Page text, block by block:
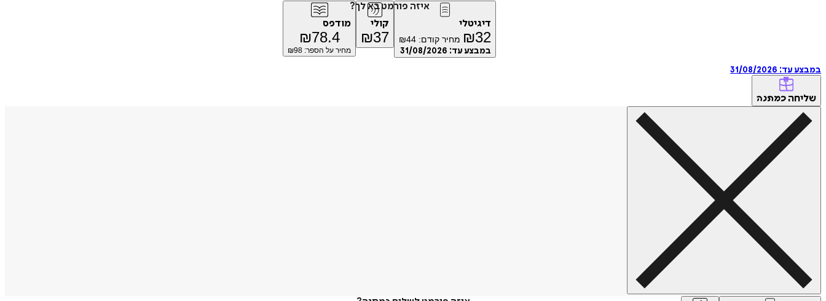
איזה פורמט בא לך?
דיגיטלי
₪32 מחיר קודם: ₪44
במבצע עד: 31/08/2026
קולי
₪37
מודפס
₪78.4
מחיר על הספר: ₪ 98
במבצע עד: 31/08/2026
שליחה כמתנה